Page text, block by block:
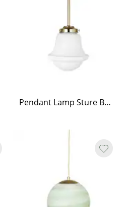
Pendant Lamp Sture Brass/Opal White